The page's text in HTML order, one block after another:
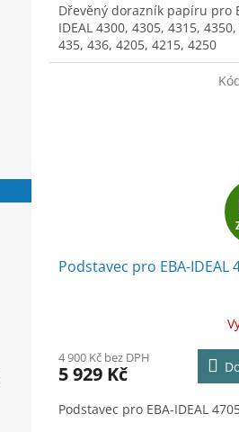
Dřevěný dorazník papíru pro
IDEAL 4300, 4305, 4315,
435, 436, 4205, 4215, 4250
Podstavec pro EBA-IDEAL
4 900 Kč bez DPH
5 929 Kč
Podstavec pro EBA-IDEAL